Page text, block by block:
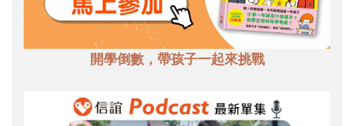
開學倒數，帶孩子一起來挑戰